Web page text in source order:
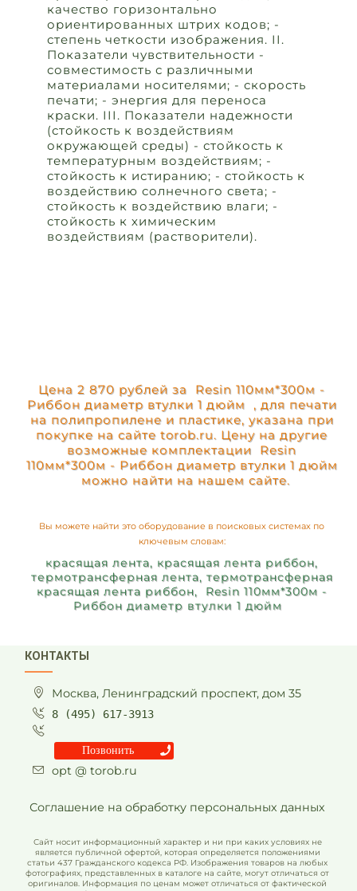
качество горизонтально
ориентированных штрих кодов; -
степень четкости изображения. II.
Показатели чувствительности -
совместимость с различными
материалами носителями; - скорость
печати; - энергия для переноса
краски. III. Показатели надежности
(стойкость к воздействиям
окружающей среды) - стойкость к
температурным воздействиям; -
стойкость к истиранию; - стойкость к
воздействию солнечного света; -
стойкость к воздействию влаги; -
стойкость к химическим
воздействиям (растворители).
Цена 2 870 рублей за Resin 110мм*300м -
Риббон диаметр втулки 1 дюйм , для печати
на полипропилене и пластике, указана при
покупке на сайте torob.ru. Цену на другие
возможные комплектации Resin
110мм*300м - Риббон диаметр втулки 1 дюйм
можно найти на нашем сайте.
Вы можете найти это оборудование в поисковых системах по
ключевым словам:
красящая лента, красящая лента риббон,
термотрансферная лента, термотрансферная
красящая лента риббон, Resin 110мм*300м -
Риббон диаметр втулки 1 дюйм
КОНТАКТЫ
Москва, Ленинградский проспект, дом 35
8 (495) 617-3913
Позвонить
opt @ torob.ru
Соглашение на обработку персональных данных
Сайт носит информационный характер и ни при каких условиях не
является публичной офертой, которая определяется положениями
статьи 437 Гражданского кодекса РФ. Изображения товаров на любых
фотографиях, представленных в каталоге на сайте, могут отличаться от
оригиналов. Информация по ценам может отличаться от фактической